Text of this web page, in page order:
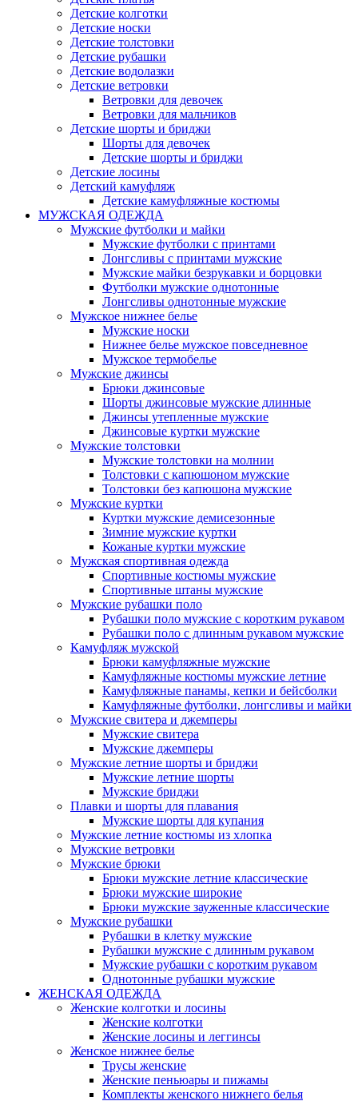
Детские колготки
Детские носки
Детские толстовки
Детские рубашки
Детские водолазки
Детские ветровки
Ветровки для девочек
Ветровки для мальчиков
Детские шорты и бриджи
Шорты для девочек
Детские шорты и бриджи
Детские лосины
Детский камуфляж
Детские камуфляжные костюмы
МУЖСКАЯ ОДЕЖДА
Мужские футболки и майки
Мужские футболки с принтами
Лонгсливы с принтами мужские
Мужские майки безрукавки и борцовки
Футболки мужские однотонные
Лонгсливы однотонные мужские
Мужское нижнее белье
Мужские носки
Нижнее белье мужское повседневное
Мужское термобелье
Мужские джинсы
Брюки джинсовые
Шорты джинсовые мужские длинные
Джинсы утепленные мужские
Джинсовые куртки мужские
Мужские толстовки
Мужские толстовки на молнии
Толстовки с капюшоном мужские
Толстовки без капюшона мужские
Мужские куртки
Куртки мужские демисезонные
Зимние мужские куртки
Кожаные куртки мужские
Мужская спортивная одежда
Спортивные костюмы мужские
Спортивные штаны мужские
Мужские рубашки поло
Рубашки поло мужские с коротким рукавом
Рубашки поло с длинным рукавом мужские
Камуфляж мужской
Брюки камуфляжные мужские
Камуфляжные костюмы мужские летние
Камуфляжные панамы, кепки и бейсболки
Камуфляжные футболки, лонгсливы и майки
Мужские свитера и джемперы
Мужские свитера
Мужские джемперы
Мужские летние шорты и бриджи
Мужские летние шорты
Мужские бриджи
Плавки и шорты для плавания
Мужские шорты для купания
Мужские летние костюмы из хлопка
Мужские ветровки
Мужские брюки
Брюки мужские летние классические
Брюки мужские широкие
Брюки мужские зауженные классические
Мужские рубашки
Рубашки в клетку мужские
Рубашки мужские с длинным рукавом
Мужские рубашки с коротким рукавом
Однотонные рубашки мужские
ЖЕНСКАЯ ОДЕЖДА
Женские колготки и лосины
Женские колготки
Женские лосины и леггинсы
Женское нижнее белье
Трусы женские
Женские пеньюары и пижамы
Комплекты женского нижнего белья